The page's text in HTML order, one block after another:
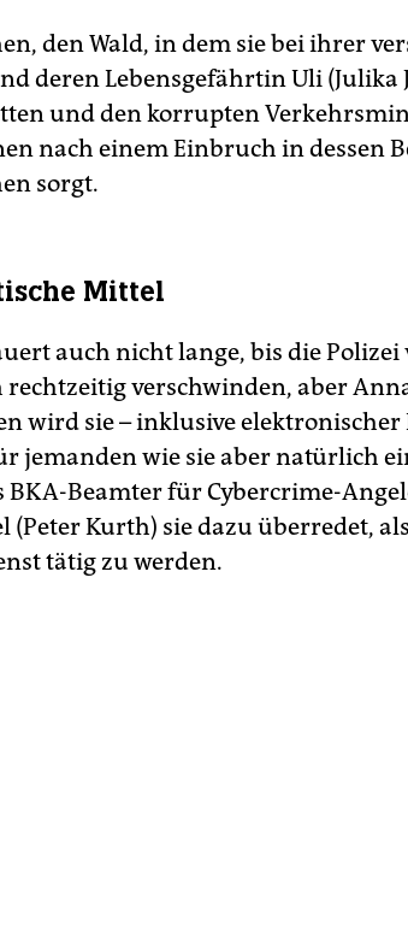
den Wald, in dem sie bei ihrer
deren Lebensgefährtin Uli (Julika
und den korrupten
nach einem Einbruch in dessen
sorgt.
Mittel
auch nicht lange, bis die
rechtzeitig verschwinden, aber
wird sie – inklusive elektronischer
jemanden wie sie aber natürlich
BKA-Beamter für Cybercrime-
(Peter Kurth) sie dazu überredet,
tätig zu werden.